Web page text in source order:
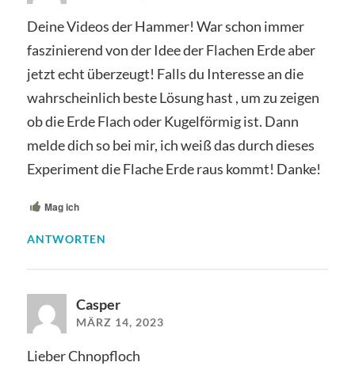
Deine Videos der Hammer! War schon immer
faszinierend von der Idee der Flachen Erde aber
jetzt echt überzeugt! Falls du Interesse an die
wahrscheinlich beste Lösung hast , um zu zeigen
ob die Erde Flach oder Kugelförmig ist. Dann
melde dich so bei mir, ich weiß das durch dieses
Experiment die Flache Erde raus kommt! Danke!
Mag ich
ANTWORTEN
Casper
MÄRZ 14, 2023
Lieber Chnopfloch